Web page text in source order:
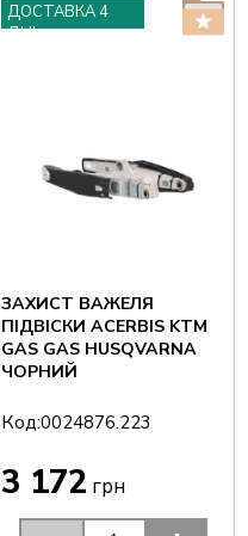
ДОСТАВКА 4
ДНІ
ЗАХИСТ ВАЖЕЛЯ
ПІДВІСКИ ACERBIS KTM
GAS GAS HUSQVARNA
ЧОРНИЙ
Код:0024876.223
3 172 грн